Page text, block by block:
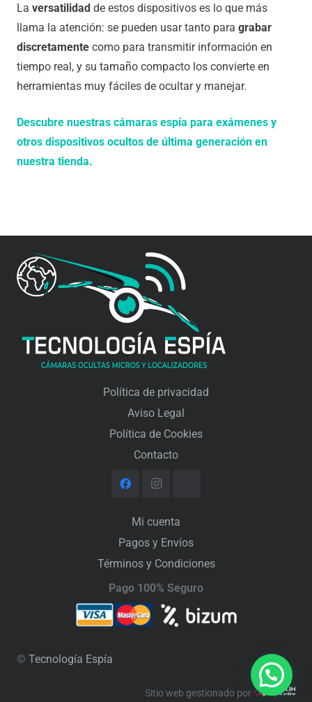
La versatilidad de estos dispositivos es lo que más
llama la atención: se pueden usar tanto para grabar
discretamente como para transmitir información en
tiempo real, y su tamaño compacto los convierte en
herramientas muy fáciles de ocultar y manejar.
Descubre nuestras cámaras espía para exámenes y
otros dispositivos ocultos de última generación en
nuestra tienda.
Política de privacidad
Aviso Legal
Política de Cookies
Contacto
Mi cuenta
Pagos y Envíos
Términos y Condiciones
Pago 100% Seguro
© Tecnología Espía
Sitio web gestionado por